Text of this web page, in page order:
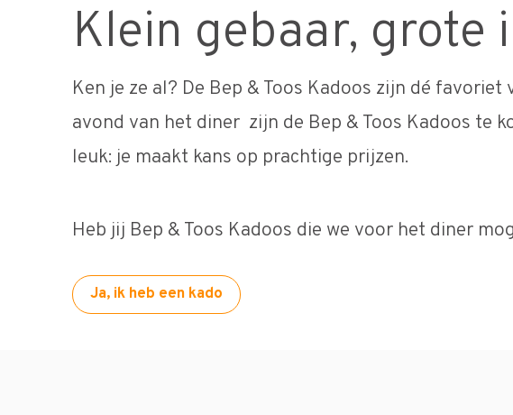
Klein gebaar, grote
Ken je ze al? De Bep & Toos Kadoos zijn dé
avond van het diner zijn de Bep & Toos Kadoos te
leuk: je maakt kans op prachtige prijzen.
Heb jij Bep & Toos Kadoos die we voor het diner
Ja, ik heb een kado